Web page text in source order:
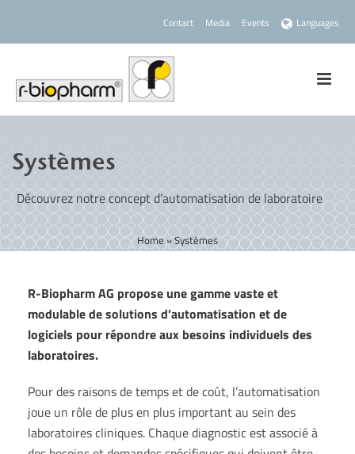
Contact Media Events Languages
Systèmes
Découvrez notre concept d’automatisation de laboratoire
Home»Systèmes
R-Biopharm AG propose une gamme vaste et
modulable de solutions d’automatisation et de
logiciels pour répondre aux besoins individuels des
laboratoires.
Pour des raisons de temps et de coût, l’automatisation
joue un rôle de plus en plus important au sein des
laboratoires cliniques. Chaque diagnostic est associé à